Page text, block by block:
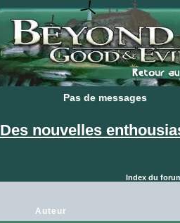
Pas de messages
Pas de messages
Des nouvelles
Index du
Auteur